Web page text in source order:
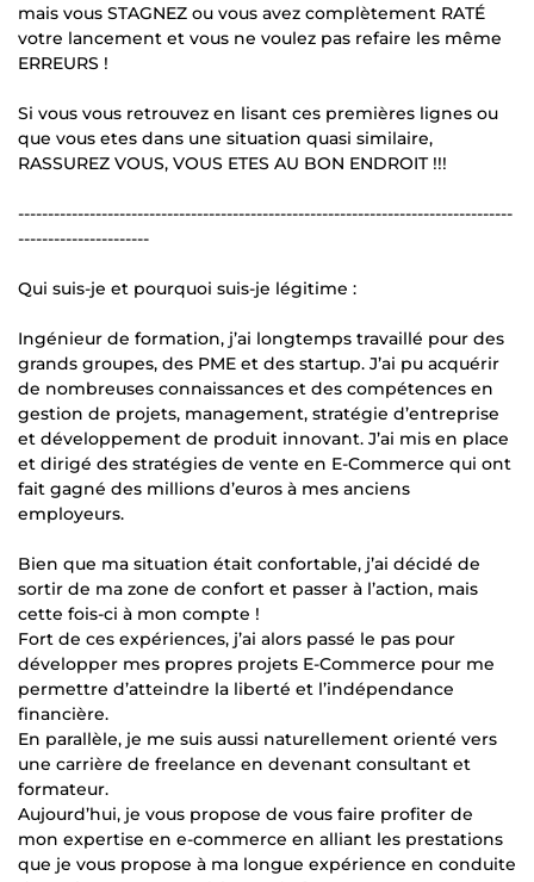
mais vous STAGNEZ ou vous avez complètement RATÉ
votre lancement et vous ne voulez pas refaire les même
ERREURS !
Si vous vous retrouvez en lisant ces premières lignes ou
que vous etes dans une situation quasi similaire,
RASSUREZ VOUS, VOUS ETES AU BON ENDROIT !!!
-----------------------------------------------------------------------------------
----------------------
Qui suis-je et pourquoi suis-je légitime :
Ingénieur de formation, j’ai longtemps travaillé pour des
grands groupes, des PME et des startup. J’ai pu acquérir
de nombreuses connaissances et des compétences en
gestion de projets, management, stratégie d’entreprise
et développement de produit innovant. J’ai mis en place
et dirigé des stratégies de vente en E-Commerce qui ont
fait gagné des millions d’euros à mes anciens
employeurs.
Bien que ma situation était confortable, j’ai décidé de
sortir de ma zone de confort et passer à l’action, mais
cette fois-ci à mon compte !
Fort de ces expériences, j’ai alors passé le pas pour
développer mes propres projets E-Commerce pour me
permettre d’atteindre la liberté et l’indépendance
financière.
En parallèle, je me suis aussi naturellement orienté vers
une carrière de freelance en devenant consultant et
formateur.
Aujourd’hui, je vous propose de vous faire profiter de
mon expertise en e-commerce en alliant les prestations
que je vous propose à ma longue expérience en conduite